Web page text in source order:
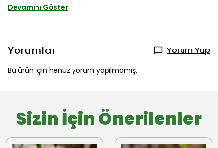
Devamını Göster
Yorumlar Yorum Yap
Bu ürün için henüz yorum yapılmamış.
Sizin İçin Önerilenler